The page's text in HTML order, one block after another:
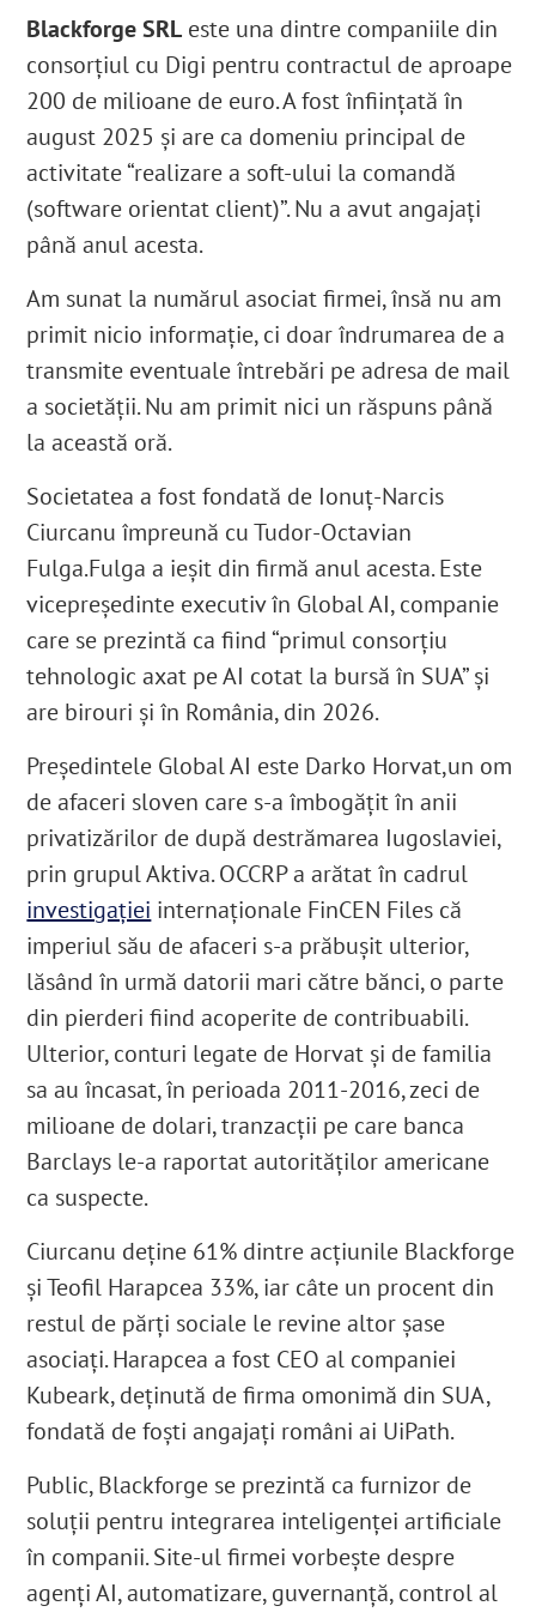
Blackforge SRL este una dintre companiile din
consorțiul cu Digi pentru contractul de aproape
200 de milioane de euro. A fost înființată în
august 2025 și are ca domeniu principal de
activitate “realizare a soft-ului la comandă
(software orientat client)”. Nu a avut angajați
până anul acesta.
Am sunat la numărul asociat firmei, însă nu am
primit nicio informație, ci doar îndrumarea de a
transmite eventuale întrebări pe adresa de mail
a societății. Nu am primit nici un răspuns până
la această oră.
Societatea a fost fondată de Ionuț-Narcis
Ciurcanu împreună cu Tudor-Octavian
Fulga.Fulga a ieșit din firmă anul acesta.Este
vicepreședinte executiv în Global AI, companie
care se prezintă ca fiind “primul consorțiu
tehnologic axat pe AI cotat la bursă în SUA”și
are birouri și în România, din 2026.
Președintele Global AI este Darko Horvat,un om
de afaceri sloven care s-a îmbogățit în anii
privatizărilor de după destrămarea Iugoslaviei,
prin grupul Aktiva. OCCRPa arătat în cadrul
investigației internaționale FinCEN Files că
imperiul său de afaceri s-a prăbușit ulterior,
lăsând în urmă datorii mari către bănci, o parte
din pierderi fiind acoperite de contribuabili.
Ulterior, conturi legate de Horvat și de familia
sa au încasat, în perioada 2011-2016, zeci de
milioane de dolari, tranzacții pe care banca
Barclays le-a raportat autorităților americane
ca suspecte.
Ciurcanu deține 61% dintre acțiunile Blackforge
și Teofil Harapcea 33%, iar câte un procent din
restul de părți sociale le revine altor șase
asociați. Harapcea a fost CEO al companiei
Kubeark, deținută de firma omonimă din SUA,
fondată de foști angajați români ai UiPath.
Public, Blackforge se prezintă ca furnizor de
soluții pentru integrarea inteligenței artificiale
în companii. Site-ul firmei vorbește despre
agenți AI, automatizare, guvernanță, control al